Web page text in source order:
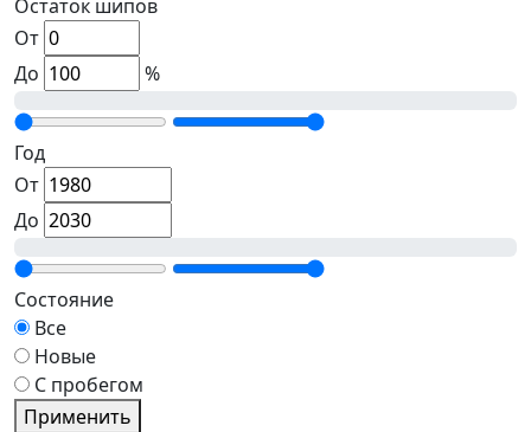
Остаток шипов
От
До
%
Год
От
До
Состояние
Все
Новые
С пробегом
Применить